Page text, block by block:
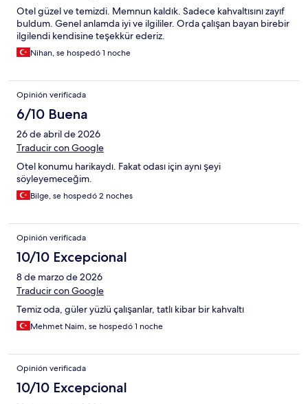
Otel güzel ve temizdi. Memnun kaldık. Sadece kahvaltısını zayıf
buldum. Genel anlamda iyi ve ilgililer. Orda çalışan bayan birebir
ilgilendi kendisine teşekkür ederiz.
Nihan, se hospedó 1 noche
Opinión verificada
6/10 Buena
26 de abril de 2026
Traducir con Google
Otel konumu harikaydı. Fakat odası için aynı şeyi
söyleyemeceğim.
Bilge, se hospedó 2 noches
Opinión verificada
10/10 Excepcional
8 de marzo de 2026
Traducir con Google
Temiz oda, güler yüzlü çalışanlar, tatlı kibar bir kahvaltı
Mehmet Naim, se hospedó 1 noche
Opinión verificada
10/10 Excepcional